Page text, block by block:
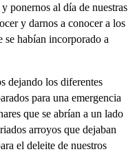
ponernos al día de nuestras
y darnos a conocer a los
se habían incorporado a
dejando los diferentes
para una emergencia
que se abrían a un lado
arroyos que dejaban
el deleite de nuestros